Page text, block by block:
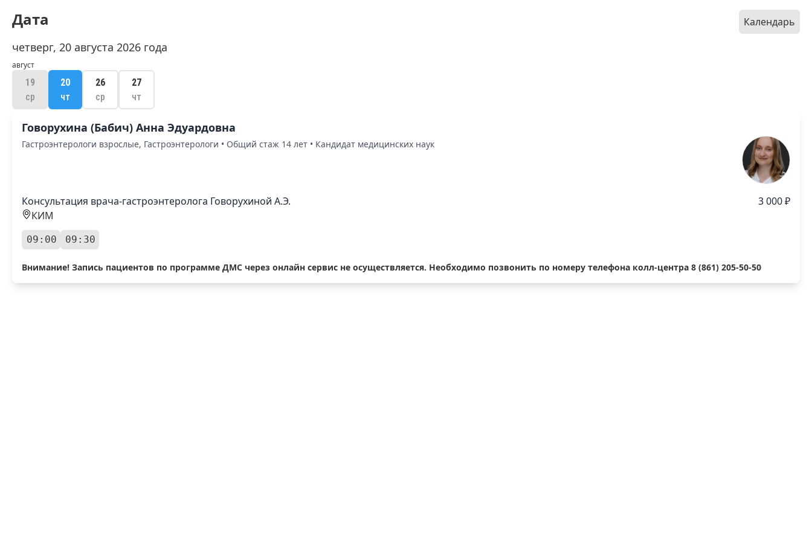
Дата Календарь
четверг, 20 августа 2026 года
август
19
ср
20
чт
26
ср
27
чт
Говорухина (Бабич) Анна Эдуардовна
Гастроэнтерологи взрослые, Гастроэнтерологи • Общий стаж 14 лет • Кандидат медицинских наук
Консультация врача-гастроэнтеролога Говорухиной А.Э.
3 000 ₽
КИМ
09:00 09:30
Внимание! Запись пациентов по программе ДМС через онлайн сервис не осуществляется. Необходимо позвонить по номеру телефона колл-центра 8 (861) 205-50-50